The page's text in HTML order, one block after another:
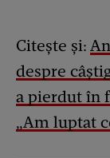
Citește și:
despre
a pierdut în
„Am luptat